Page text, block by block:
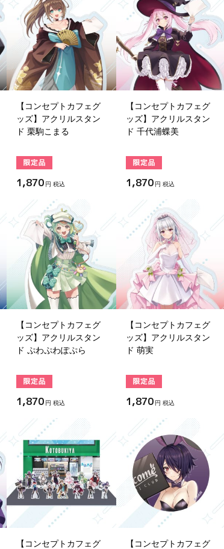
【コンセプトカフェグ
ッズ】アクリルスタン
ド 栗駒こまる
1,870 円 税込
【コンセプトカフェグ
ッズ】アクリルスタン
ド 千代浦蝶美
1,870 円 税込
【コンセプトカフェグ
ッズ】アクリルスタン
ド ぷわぷわぽぷら
1,870 円 税込
【コンセプトカフェグ
ッズ】アクリルスタン
ド 萌実
1,870 円 税込
【コンセプトカフェグ
【コンセプトカフェグ